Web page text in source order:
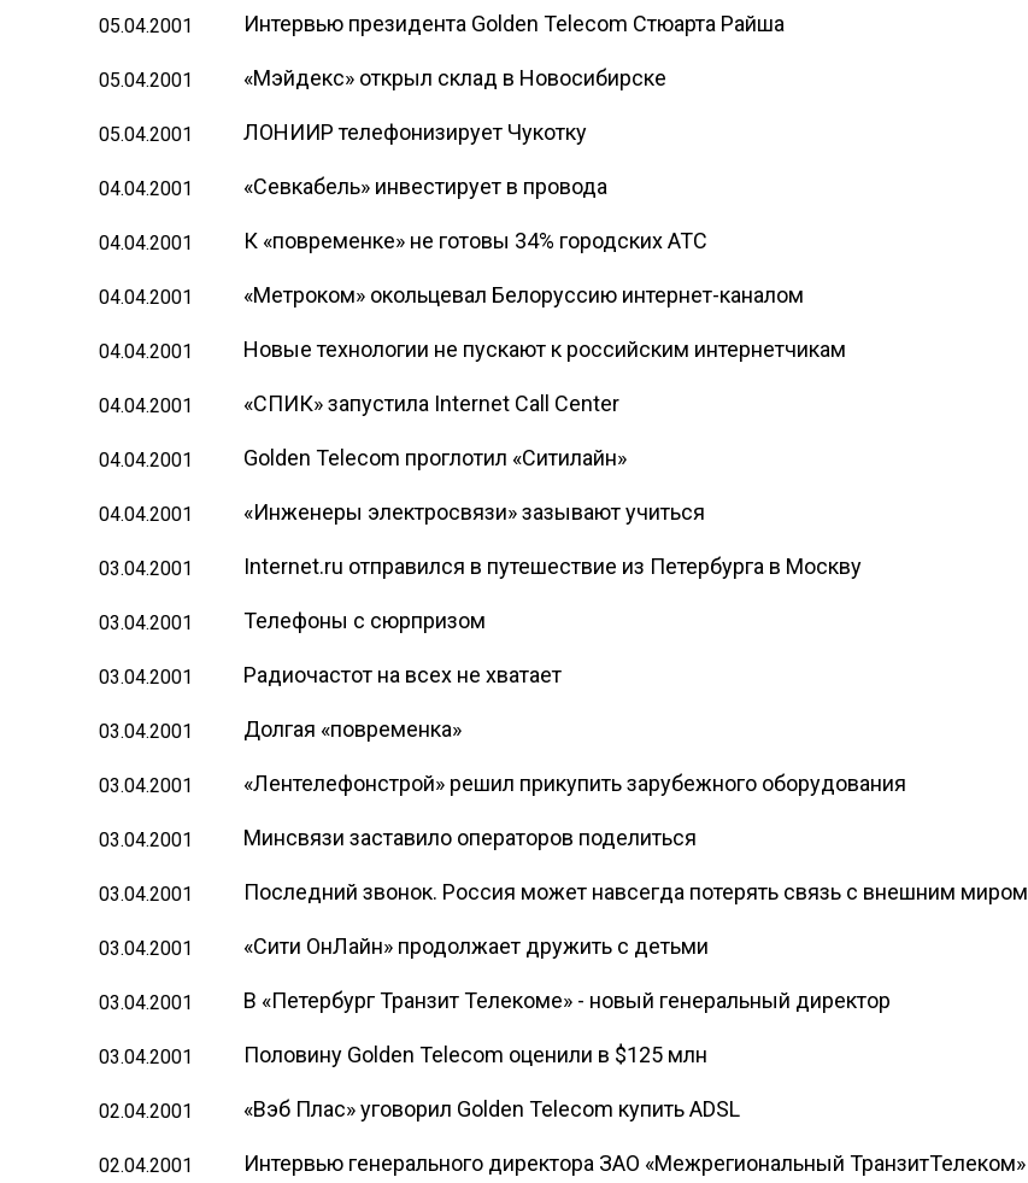
05.04.2001 Интервью президента Golden Telecom Стюарта Райша
05.04.2001 «Мэйдекс» открыл склад в Новосибирске
05.04.2001 ЛОНИИР телефонизирует Чукотку
04.04.2001 «Севкабель» инвестирует в провода
04.04.2001 К «повременке» не готовы 34% городских АТС
04.04.2001 «Метроком» окольцевал Белоруссию интернет-каналом
04.04.2001 Новые технологии не пускают к российским интернетчикам
04.04.2001 «СПИК» запустила Internet Call Center
04.04.2001 Golden Telecom проглотил «Ситилайн»
04.04.2001 «Инженеры электросвязи» зазывают учиться
03.04.2001 Internet.ru отправился в путешествие из Петербурга в Москву
03.04.2001 Телефоны с сюрпризом
03.04.2001 Радиочастот на всех не хватает
03.04.2001 Долгая «повременка»
03.04.2001 «Лентелефонстрой» решил прикупить зарубежного оборудования
03.04.2001 Минсвязи заставило операторов поделиться
03.04.2001 Последний звонок. Россия может навсегда потерять связь с внешним миром
03.04.2001 «Сити ОнЛайн» продолжает дружить с детьми
03.04.2001 В «Петербург Транзит Телекоме» - новый генеральный директор
03.04.2001 Половину Golden Telecom оценили в $125 млн
02.04.2001 «Вэб Плас» уговорил Golden Telecom купить ADSL
02.04.2001
Интервью генерального директора ЗАО «Межрегиональный ТранзитТелеком»